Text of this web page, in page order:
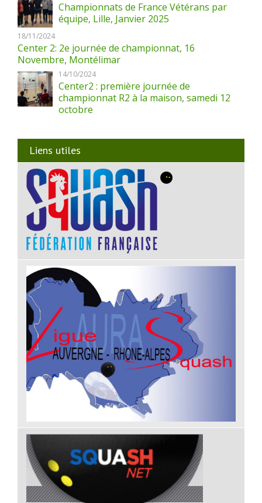
Championnats de France Vétérans par
équipe, Lille, Janvier 2025
18/11/2024
Center 2: 2e journée de championnat, 16
Novembre, Montélimar
14/10/2024
Center2 : première journée de
championnat R2 à la maison, samedi 12
octobre
Liens utiles